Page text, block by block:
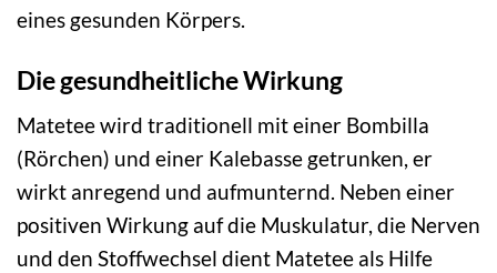
eines gesunden Körpers.
Die gesundheitliche Wirkung
Matetee wird traditionell mit einer Bombilla
(Rörchen) und einer Kalebasse getrunken, er
wirkt anregend und aufmunternd. Neben einer
positiven Wirkung auf die Muskulatur, die Nerven
und den Stoffwechsel dient Matetee als Hilfe